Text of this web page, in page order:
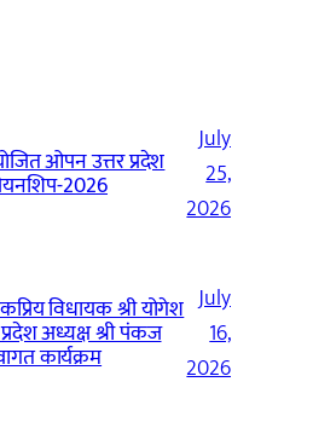
ओपन उत्तर प्रदेश
2026
July
25,
2026
विधायक श्री योगेश
प्रदेश अध्यक्ष श्री पंकज
कार्यक्रम
July
16,
2026